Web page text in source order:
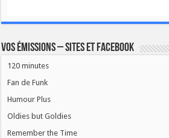
Vos émissions – Sites et Facebook
120 minutes
Fan de Funk
Humour Plus
Oldies but Goldies
Remember the Time